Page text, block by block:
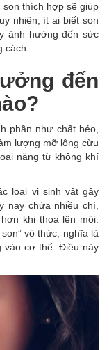
son thích hợp sẽ giúp
nhiên, ít ai biết son
ảnh hưởng đến sức
cách.
đến
phần như chất béo,
lượng mỡ lông cừu
nặng từ không khí
loại vi sinh vật gây
nay chứa nhiều chì,
khi thoa lên môi.
vô thức, nghĩa là
vào cơ thể. Điều này